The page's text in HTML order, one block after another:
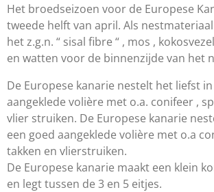
Het broedseizoen voor de Europese
tweede helft van april. Als
het z.g.n. “ sisal fibre “ , mos ,
en watten voor de binnenzijde van het
De Europese kanarie nestelt het liefst
aangeklede volière met o.a. conifeer ,
vlier struiken. De Europese kanarie
een goed aangeklede volière met o.a
takken en vlierstruiken.
De Europese kanarie maakt een klein
en legt tussen de 3 en 5 eitjes.